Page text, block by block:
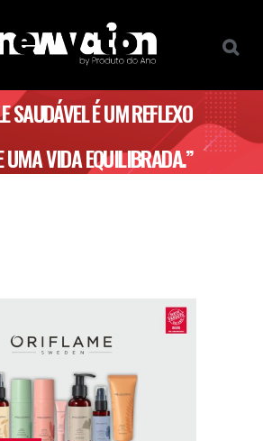
SAUDÁVEL É UM REFLEXO
UMA VIDA EQUILIBRADA.”